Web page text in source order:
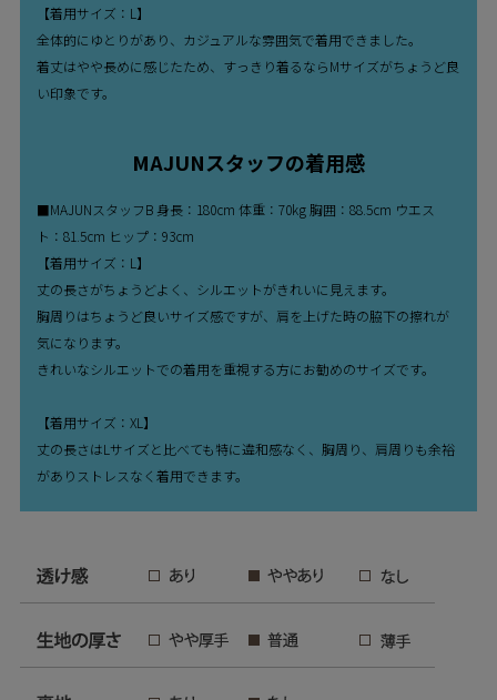
【着用サイズ：L】
全体的にゆとりがあり、カジュアルな雰囲気で着用できました。
着丈はやや長めに感じたため、すっきり着るならMサイズがちょうど良
い印象です。
MAJUNスタッフの着用感
■MAJUNスタッフB 身長：180cm 体重：70kg 胸囲：88.5cm ウエス
ト：81.5cm ヒップ：93cm
【着用サイズ：L】
丈の長さがちょうどよく、シルエットがきれいに見えます。
胸周りはちょうど良いサイズ感ですが、肩を上げた時の脇下の擦れが
気になります。
きれいなシルエットでの着用を重視する方にお勧めのサイズです。
【着用サイズ：XL】
丈の長さはLサイズと比べても特に違和感なく、胸周り、肩周りも余裕
がありストレスなく着用できます。